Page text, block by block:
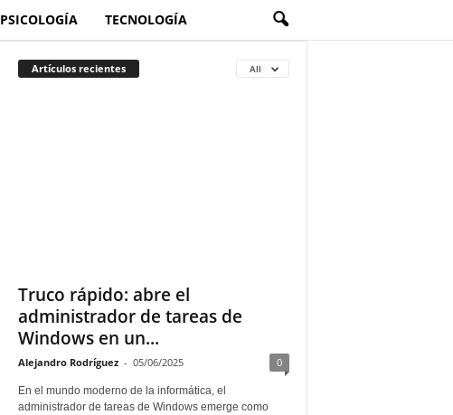
PSICOLOGÍA TECNOLOGÍA
Artículos recientes All
Truco rápido: abre el
administrador de tareas de
Windows en un...
Alejandro Rodríguez - 05/06/2025 0
En el mundo moderno de la informática, el
administrador de tareas de Windows emerge como